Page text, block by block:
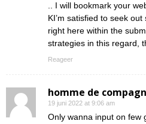
.. I will bookmark your
KI’m satisfied to seek
right here within the
strategies in this regard,
Reageer
homme de
19 juni 2022 at 9:06 am
Only wanna input on few